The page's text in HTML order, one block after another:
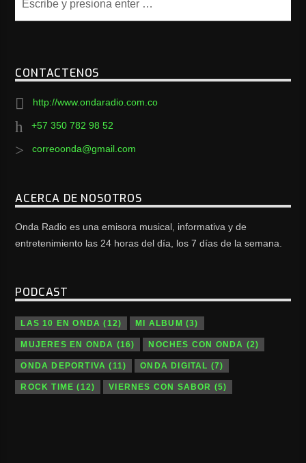
CONTACTENOS
http://www.ondaradio.com.co
+57 350 782 98 52
correoonda@gmail.com
ACERCA DE NOSOTROS
Onda Radio es una emisora musical, informativa y de
entretenimiento las 24 horas del día, los 7 días de la semana.
PODCAST
LAS 10 EN ONDA (12) MI ALBUM (3)
MUJERES EN ONDA (16) NOCHES CON ONDA (2)
ONDA DEPORTIVA (11) ONDA DIGITAL (7)
ROCK TIME (12) VIERNES CON SABOR (5)